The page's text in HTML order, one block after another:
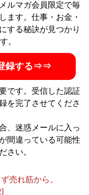
ルマガ会員限定で毎
ます。仕事・お金・
する秘訣が見つかり
。
録する⇒⇒
です。受信した認証
を完了させてくださ
、迷惑メールに入っ
間違っている可能性
さい。
売れ筋から。